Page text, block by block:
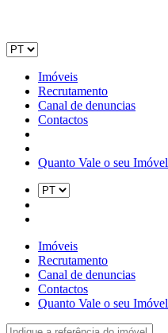
Imóveis
Recrutamento
Canal de denuncias
Contactos
Quanto Vale o seu Imóvel
Imóveis
Recrutamento
Canal de denuncias
Contactos
Quanto Vale o seu Imóvel